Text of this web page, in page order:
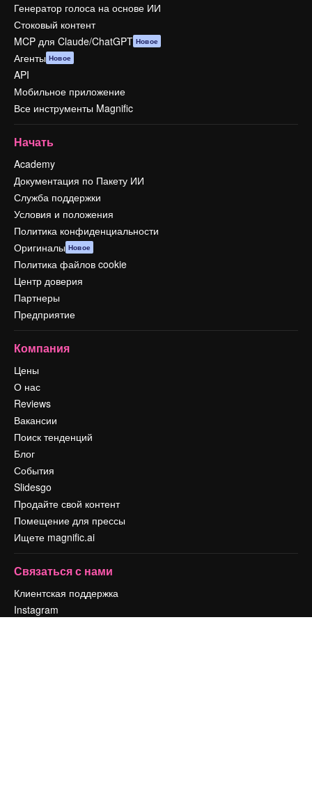
Генератор голоса на основе ИИ
Стоковый контент
MCP для Claude/ChatGPT Новое
Агенты Новое
API
Мобильное приложение
Все инструменты Magnific
Начать
Academy
Документация по Пакету ИИ
Служба поддержки
Условия и положения
Политика конфиденциальности
Оригиналы Новое
Политика файлов cookie
Центр доверия
Партнеры
Предприятие
Компания
Цены
О нас
Reviews
Вакансии
Поиск тенденций
Блог
События
Slidesgo
Продайте свой контент
Помещение для прессы
Ищете magnific.ai
Связаться с нами
Клиентская поддержка
Instagram